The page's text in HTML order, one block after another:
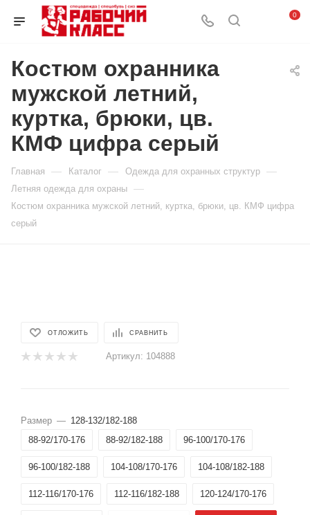
0
Костюм охранника
мужской летний,
куртка, брюки, цв.
КМФ цифра серый
Главная — Каталог — Одежда для охранных структур —
Летняя одежда для охраны —
Костюм охранника мужской летний, куртка, брюки, цв. КМФ цифра
серый
ОТЛОЖИТЬ СРАВНИТЬ
Артикул: 104888
Размер — 128-132/182-188
88-92/170-176
88-92/182-188 96-100/170-176
96-100/182-188 104-108/170-176 104-108/182-188
112-116/170-176 112-116/182-188 120-124/170-176